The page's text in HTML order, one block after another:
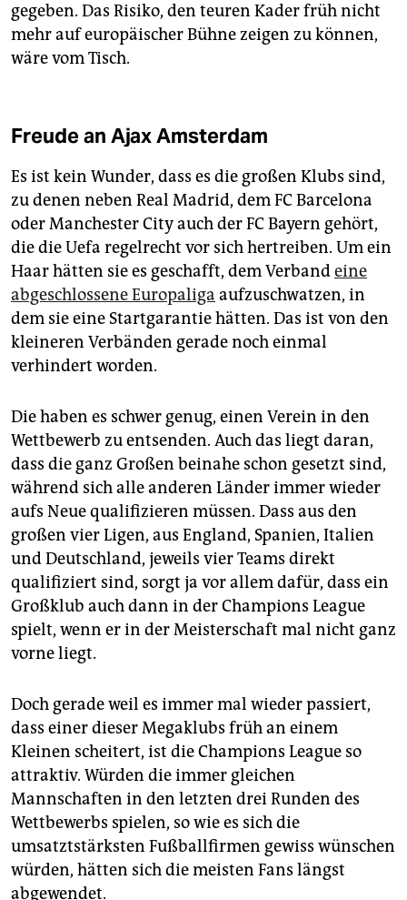
gegeben. Das Risiko, den teuren Kader früh nicht
mehr auf europäischer Bühne zeigen zu können,
wäre vom Tisch.
Freude an Ajax Amsterdam
Es ist kein Wunder, dass es die großen Klubs sind,
zu denen neben Real Madrid, dem FC Barcelona
oder Manchester City auch der FC Bayern gehört,
die die Uefa regelrecht vor sich hertreiben. Um ein
Haar hätten sie es geschafft, dem Verbandeine
abgeschlossene Europaliga aufzuschwatzen, in
dem sie eine Startgarantie hätten. Das ist von den
kleineren Verbänden gerade noch einmal
verhindert worden.
Die haben es schwer genug, einen Verein in den
Wettbewerb zu entsenden. Auch das liegt daran,
dass die ganz Großen beinahe schon gesetzt sind,
während sich alle anderen Länder immer wieder
aufs Neue qualifizieren müssen. Dass aus den
großen vier Ligen, aus England, Spanien, Italien
und Deutschland, jeweils vier Teams direkt
qualifiziert sind, sorgt ja vor allem dafür, dass ein
Großklub auch dann in der Champions League
spielt, wenn er in der Meisterschaft mal nicht ganz
vorne liegt.
Doch gerade weil es immer mal wieder passiert,
dass einer dieser Megaklubs früh an einem
Kleinen scheitert, ist die Champions League so
attraktiv. Würden die immer gleichen
Mannschaften in den letzten drei Runden des
Wettbewerbs spielen, so wie es sich die
umsatztstärksten Fußballfirmen gewiss wünschen
würden, hätten sich die meisten Fans längst
abgewendet.